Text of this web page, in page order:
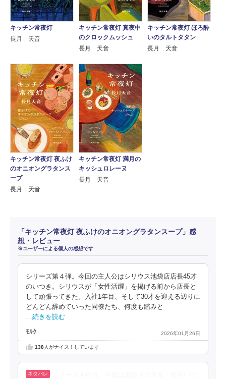
キッチン常夜灯
長月 天音
キッチン常夜灯 真夜中
のクロックムッシュ
長月 天音
キッチン常夜灯 ほろ酔
いのタルトタタン
長月 天音
キッチン常夜灯 夜ふけ
のオニオングラタンス
ープ
長月 天音
キッチン常夜灯 満月の
キッシュロレーヌ
長月 天音
「キッチン常夜灯 夜ふけのオニオングラタンスープ」感
想・レビュー
※ユーザーによる個人の感想です
シリーズ第４弾。今回の主人公はシリウス池袋店店長45才
のいつき。シリウスが「女性活躍」を掲げる前から店長と
して頑張ってきた。入社1年目、そして30才を迎える辺りに
どんどん辞めていった同僚たち、何度も踏みと
…続きを読む
ﾓﾙｸ 2026年01月26日
138人がナイス！しています